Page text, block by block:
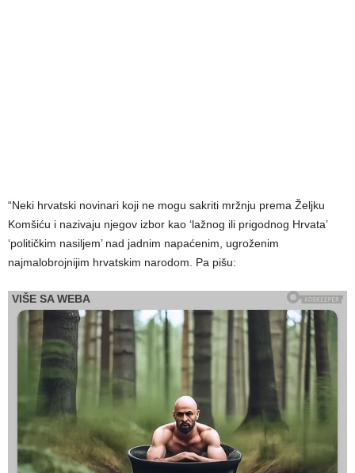
“Neki hrvatski novinari koji ne mogu sakriti mržnju prema Željku
Komšiću i nazivaju njegov izbor kao ‘lažnog ili prigodnog Hrvata’
‘političkim nasiljem’ nad jadnim napaćenim, ugroženim
najmalobrojnijim hrvatskim narodom. Pa pišu: